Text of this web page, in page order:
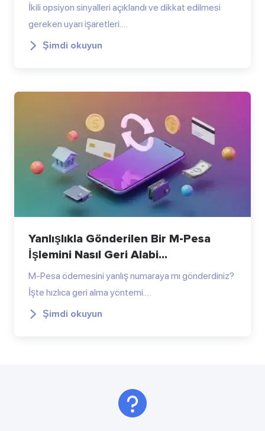
İkili opsiyon sinyalleri açıklandı ve dikkat edilmesi
gereken uyarı işaretleri.…
Şimdi okuyun
Yanlışlıkla Gönderilen Bir M-Pesa
İşlemini Nasıl Geri Alabi...
M-Pesa ödemesini yanlış numaraya mı gönderdiniz?
İşte hızlıca geri alma yöntemi.…
Şimdi okuyun